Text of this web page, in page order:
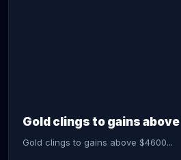
Gold clings to gains
Gold clings to gains above $4600...